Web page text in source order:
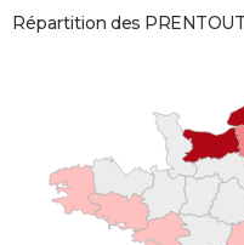
Répartition des